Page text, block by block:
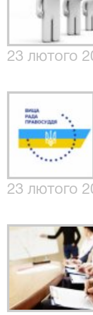
23 лютого
23 лютого